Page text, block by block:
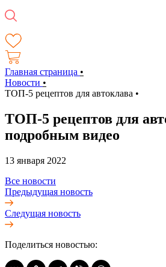
Главная страница •
Новости •
ТОП-5 рецептов для автоклава •
ТОП-5 рецептов для
подробным видео
13 января 2022
Все новости
Предыдущая новость
Следущая новость
Поделиться новостью: